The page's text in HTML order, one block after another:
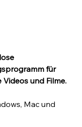
für
und Filme.
Mac und